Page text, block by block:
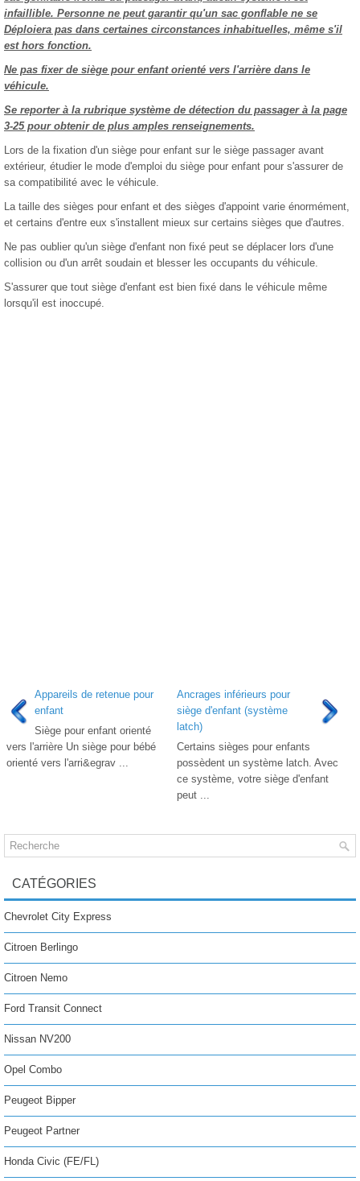
infaillible. Personne ne peut garantir qu'un sac gonflable ne se
Déploiera pas dans certaines circonstances inhabituelles, même s'il
est hors fonction.
Ne pas fixer de siège pour enfant orienté vers l'arrière dans le
véhicule.
Se reporter à la rubrique système de détection du passager à la page
3-25 pour obtenir de plus amples renseignements.
Lors de la fixation d'un siège pour enfant sur le siège passager avant
extérieur, étudier le mode d'emploi du siège pour enfant pour s'assurer de
sa compatibilité avec le véhicule.
La taille des sièges pour enfant et des sièges d'appoint varie énormément,
et certains d'entre eux s'installent mieux sur certains sièges que d'autres.
Ne pas oublier qu'un siège d'enfant non fixé peut se déplacer lors d'une
collision ou d'un arrêt soudain et blesser les occupants du véhicule.
S'assurer que tout siège d'enfant est bien fixé dans le véhicule même
lorsqu'il est inoccupé.
Appareils de retenue pour
enfant
Siège pour enfant orienté
vers l'arrière Un siège pour bébé
orienté vers l'arri&egrav ...
Ancrages inférieurs pour
siège d'enfant (système
latch)
Certains sièges pour enfants
possèdent un système latch. Avec
ce système, votre siège d'enfant
peut ...
CATÉGORIES
Chevrolet City Express
Citroen Berlingo
Citroen Nemo
Ford Transit Connect
Nissan NV200
Opel Combo
Peugeot Bipper
Peugeot Partner
Honda Civic (FE/FL)